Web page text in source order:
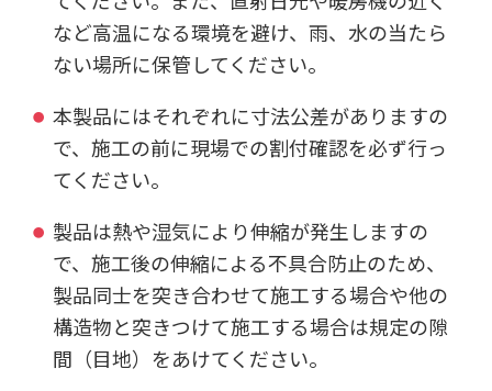
など高温になる環境を避け、雨、水の当たら
ない場所に保管してください。
本製品にはそれぞれに寸法公差がありますの
で、施工の前に現場での割付確認を必ず行っ
てください。
製品は熱や湿気により伸縮が発生しますの
で、施工後の伸縮による不具合防止のため、
製品同士を突き合わせて施工する場合や他の
構造物と突きつけて施工する場合は規定の隙
間（目地）をあけてください。